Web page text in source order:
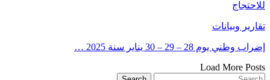
للاحتجاج
تقارير وبيانات
إضراب وطني يوم 28 – 29 – 30 يناير سنة 2025 …
Load More Posts